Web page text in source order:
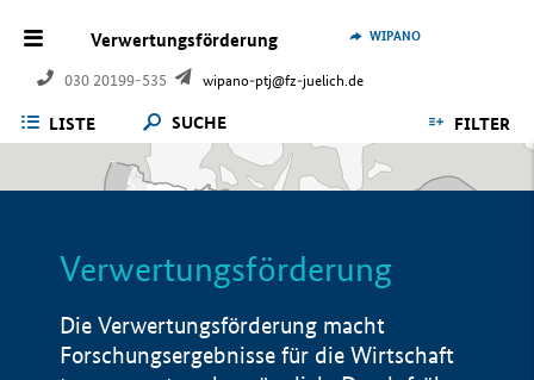
Verwertungsförderung
030 20199-535 wipano-ptj@fz-juelich.de
WIPANO
LISTE SUCHE FILTER
Verwertungsförderung
Die Verwertungsförderung macht
Forschungsergebnisse für die Wirtschaft